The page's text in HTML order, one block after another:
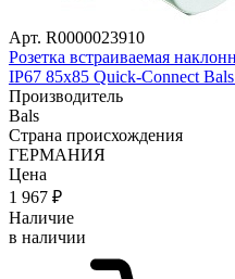
Арт. R0000023910
Розетка встраиваемая
IP67 85х85 Quick-Connect Bals
Производитель
Bals
Страна происхождения
ГЕРМАНИЯ
Цена
1 967 ₽
Наличие
в наличии